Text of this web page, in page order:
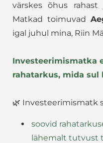
värskes õhus
Matkad toimuvad
igal juhul mina, Riin
Investeerimismatka
rahatarkus, mida
🌿 Investeerimismatk
soovid
lähemalt tutvust